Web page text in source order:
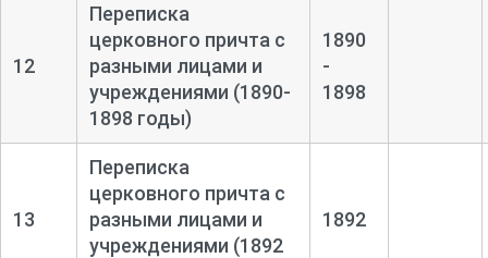
12
Переписка
церковного причта с
разными лицами и
учреждениями (1890-
1898 годы)
1890
-
1898
13
Переписка
церковного причта с
разными лицами и
учреждениями (1892
1892